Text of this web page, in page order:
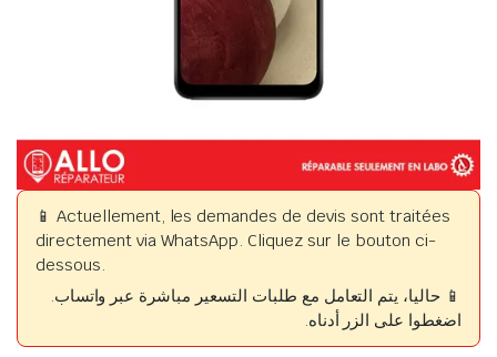
📱 Actuellement, les demandes de devis sont traitées
directement via WhatsApp. Cliquez sur le bouton ci-
dessous.
📱 حاليا، يتم التعامل مع طلبات التسعير مباشرة عبر واتساب.
اضغطوا على الزر أدناه.